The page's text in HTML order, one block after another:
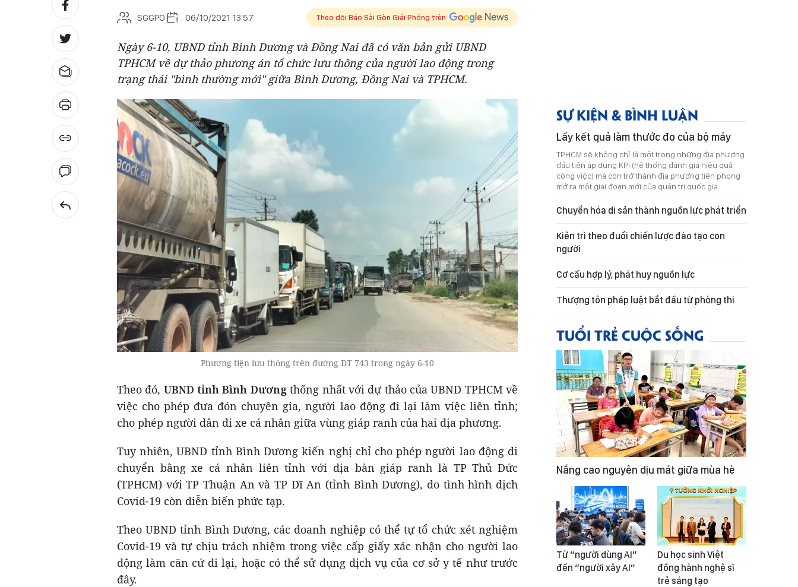
SGGPO 06/10/2021 13:57 Theo dõi Báo Sài Gòn Giải Phóng trên
Ngày 6-10, UBND tỉnh Bình Dương và Đồng Nai đã có văn bản gửi UBND
TPHCM về dự thảo phương án tổ chức lưu thông của người lao động trong
trạng thái "bình thường mới" giữa Bình Dương, Đồng Nai và TPHCM.
Phương tiện lưu thông trên đường DT 743 trong ngày 6-10
Theo đó, UBND tỉnh Bình Dươngthống nhất với dự thảo của UBND TPHCM về
việc cho phép đưa đón chuyên gia, người lao động đi lại làm việc liên tỉnh;
cho phép người dân đi xe cá nhân giữa vùng giáp ranh của hai địa phương.
Tuy nhiên, UBND tỉnh Bình Dương kiến nghị chỉ cho phép người lao động di
chuyển bằng xe cá nhân liên tỉnh với địa bàn giáp ranh là TP Thủ Đức
(TPHCM) với TP Thuận An và TP Dĩ An (tỉnh Bình Dương), do tình hình dịch
Covid-19 còn diễn biến phức tạp.
Theo UBND tỉnh Bình Dương, các doanh nghiệp có thể tự tổ chức xét nghiệm
Covid-19 và tự chịu trách nhiệm trong việc cấp giấy xác nhận cho người lao
động làm căn cứ đi lại, hoặc có thể sử dụng dịch vụ của cơ sở y tế như trước
đây.
SỰ KIỆN & BÌNH LUẬN
Lấy kết quả làm thước đo của bộ máy
TPHCM sẽ không chỉ là một trong những địa phương
đầu tiên áp dụng KPI (hệ thống đánh giá hiệu quả
công việc) mà còn trở thành địa phương tiên phong
mở ra một giai đoạn mới của quản trị quốc gia.
Chuyển hóa di sản thành nguồn lực phát triển
Kiên trì theo đuổi chiến lược đào tạo con
người
Cơ cấu hợp lý, phát huy nguồn lực
Thượng tôn pháp luật bắt đầu từ phòng thi
TUỔI TRẺ CUỘC SỐNG
Nắng cao nguyên dịu mát giữa mùa hè
Từ “người dùng AI”
đến “người xây AI”
Du học sinh Việt
đồng hành nghệ sĩ
trẻ sáng tạo